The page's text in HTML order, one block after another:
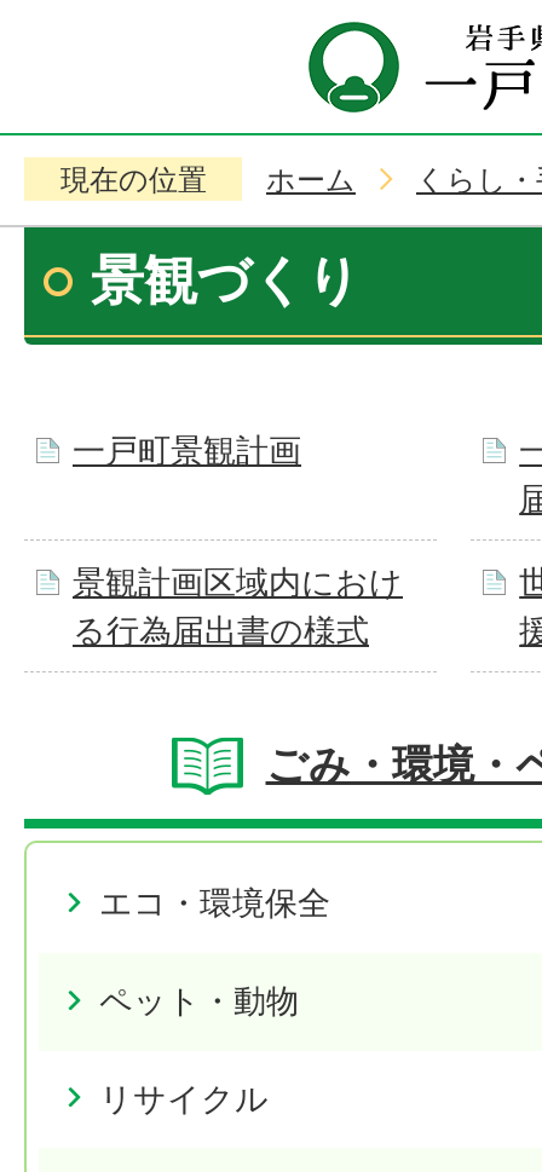
現在の位置 ホーム くらし
景観づくり
一戸町景観計画
景観計画区域内におけ
る行為届出書の様式
ごみ・環境・
エコ・環境保全
ペット・動物
リサイクル